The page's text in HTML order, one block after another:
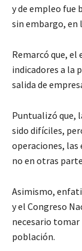
y de empleo fue
sin embargo, en
Remarcó que, el
indicadores a la
salida de
Puntualizó que,
sido difíciles,
operaciones, las
no en otras
Asimismo,
y el Congreso
necesario tomar
población.